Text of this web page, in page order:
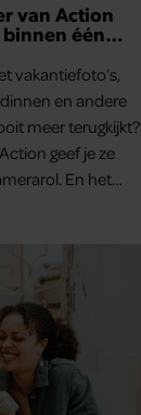
van Action
één
vakantiefoto’s,
en andere
meer terugkijkt?
geef je ze
En het